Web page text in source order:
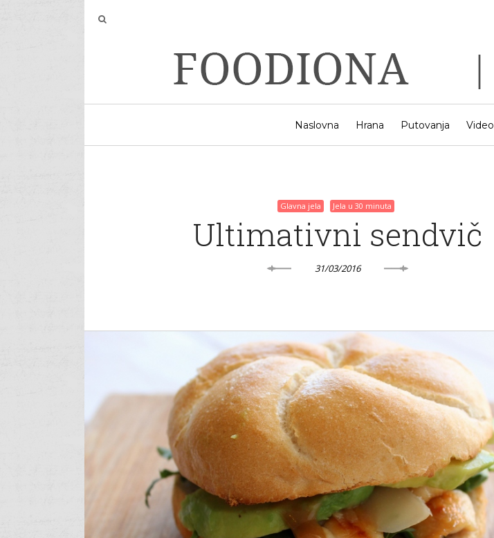
Naslovna Hrana Putovanja Video
Glavna jela Jela u 30 minuta
Ultimativni sendvič
31/03/2016